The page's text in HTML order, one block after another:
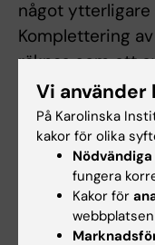
något ytterligare
Komplettering
räknas som ett
av blank
vilket studenten
deltagit i räknas
Vid frånvaro
Vi använder
På Karolinska
kakor för olika
Nödvändiga
fungera
Kakor för